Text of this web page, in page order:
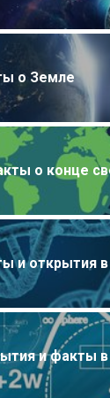
о Земле
о конце
и открытия
и факты в